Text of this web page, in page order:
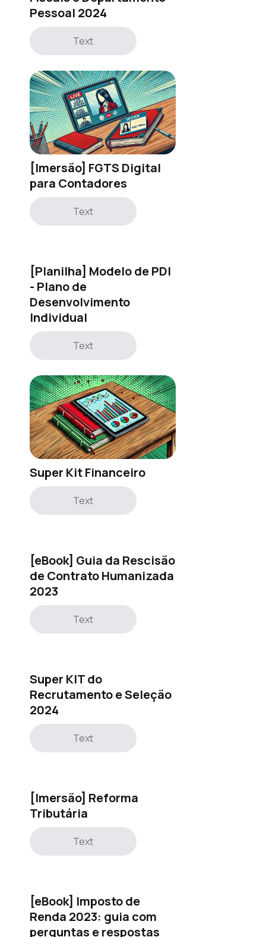
Pessoal 2024
Text
[Imersão] FGTS Digital
para Contadores
Text
[Planilha] Modelo de PDI
- Plano de
Desenvolvimento
Individual
Text
Super Kit Financeiro
Text
[eBook] Guia da Rescisão
de Contrato Humanizada
2023
Text
Super KIT do
Recrutamento e Seleção
2024
Text
[Imersão] Reforma
Tributária
Text
[eBook] Imposto de
Renda 2023: guia com
perguntas e respostas